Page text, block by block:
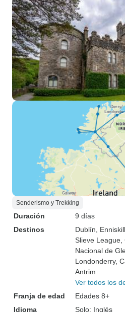
Senderismo y Trekking
Duración
9 días
Destinos
Dublín ,
Slieve League
Nacional de
Londonderry,
Antrim
Ver todos los
Franja de edad
Edades 8+
Idioma
Solo: Inglés